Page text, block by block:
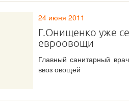
24 июня 2011
Г.Онищенко уже
евроовощи
Главный санитарный
ввоз овощей